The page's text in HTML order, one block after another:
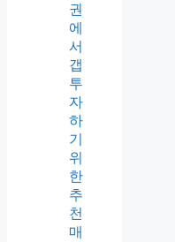
권
에
서
갭
투
자
하
기
위
한
추
천
매